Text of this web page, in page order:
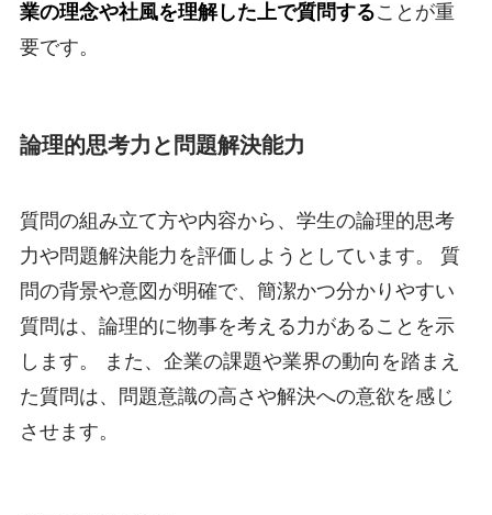
業の理念や社風を理解した上で質問することが重
要です。
論理的思考力と問題解決能力
質問の組み立て方や内容から、学生の論理的思考
力や問題解決能力を評価しようとしています。 質
問の背景や意図が明確で、簡潔かつ分かりやすい
質問は、論理的に物事を考える力があることを示
します。 また、企業の課題や業界の動向を踏まえ
た質問は、問題意識の高さや解決への意欲を感じ
させます。